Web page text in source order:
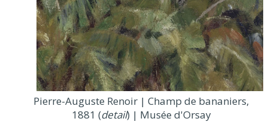
Pierre-Auguste Renoir | Champ de bananiers,
1881 (detail) | Musée d'Orsay